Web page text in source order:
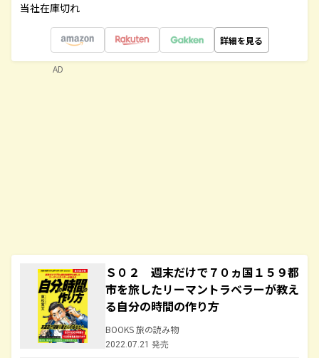
当社在庫切れ
詳細を見る
Ｓ０２ 週末だけで７０ヵ国１５９都
市を旅したリーマントラベラーが教え
る自分の時間の作り方
BOOKS 旅の読み物
2022.07.21 発売
AD